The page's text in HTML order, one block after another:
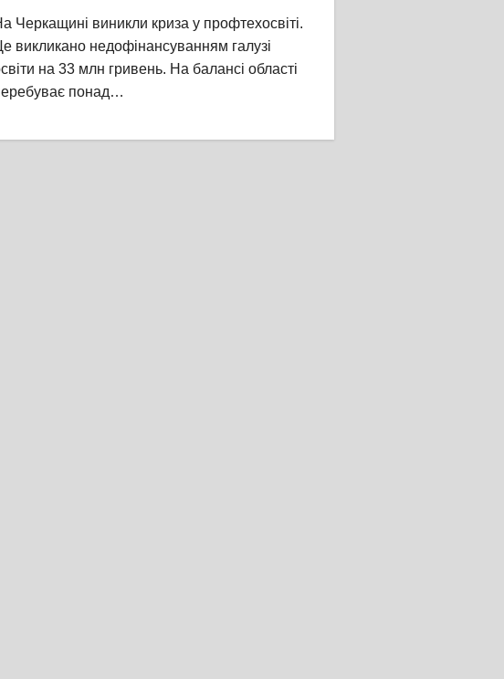
Черкащині виникли криза у профтехосвіті.
викликано недофінансуванням галузі
на 33 млн гривень. На балансі області
понад…